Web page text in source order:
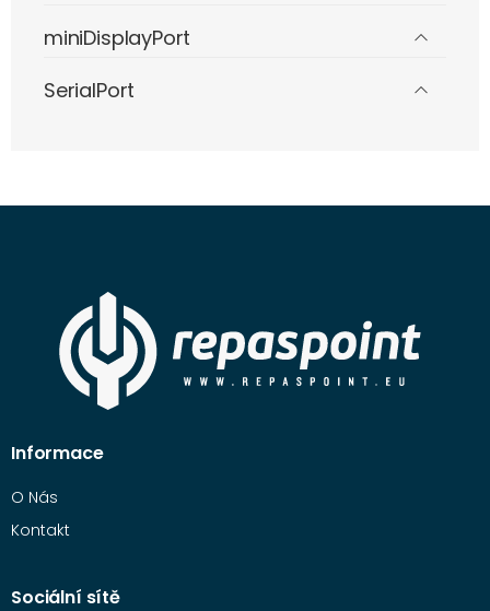
miniDisplayPort
SerialPort
Informace
O Nás
Kontakt
Sociální sítě